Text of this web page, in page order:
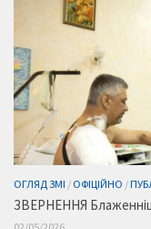
ОГЛЯД ЗМІ / ОФІЦІЙНО /
ЗВЕРНЕННЯ